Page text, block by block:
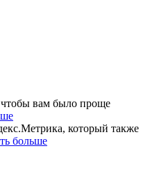
вам было проще
который также
больше